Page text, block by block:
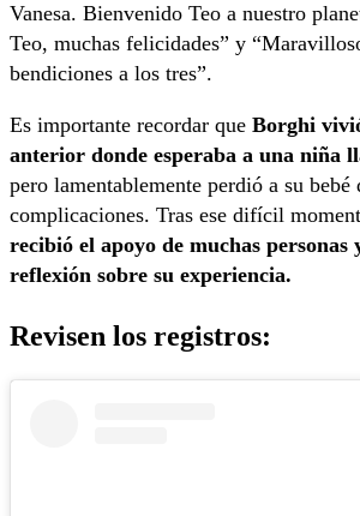
Vanesa. Bienvenido Teo a nuestro
Teo, muchas felicidades” y
bendiciones a los tres”.
Es importante recordar que Borghi
anterior donde esperaba a una niña
pero lamentablemente perdió a su bebé
complicaciones. Tras ese difícil
recibió el apoyo de muchas
reflexión sobre su experiencia.
Revisen los registros: